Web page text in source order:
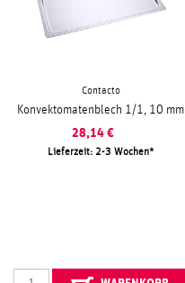
Contacto
Konvektomatenblech 1/1, 10 mm
28,14 €
Lieferzeit: 2-3 Wochen